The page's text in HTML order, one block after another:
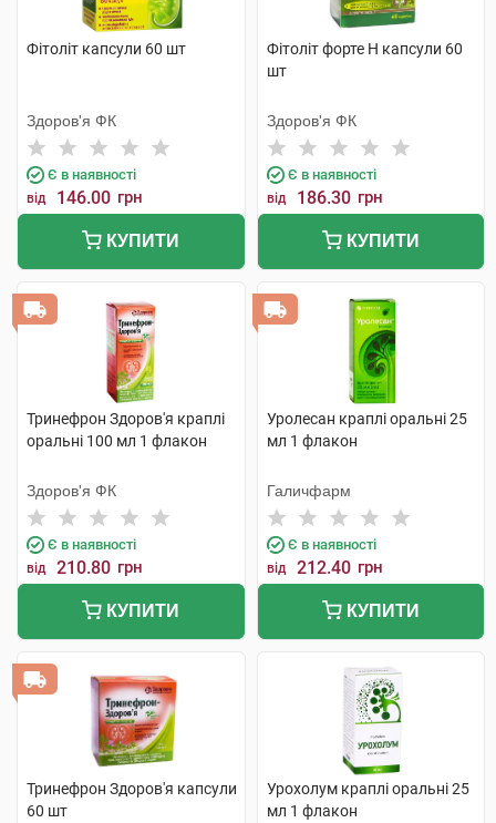
Фітоліт капсули 60 шт
Здоров'я ФК
Є в наявності
від 146.00 грн
КУПИТИ
Фітоліт форте H капсули 60
шт
Здоров'я ФК
Є в наявності
від 186.30 грн
КУПИТИ
Тринефрон Здоров'я краплі
оральні 100 мл 1 флакон
Здоров'я ФК
Є в наявності
від 210.80 грн
КУПИТИ
Уролесан краплі оральні 25
мл 1 флакон
Галичфарм
Є в наявності
від 212.40 грн
КУПИТИ
Тринефрон Здоров'я капсули
60 шт
Урохолум краплі оральні 25
мл 1 флакон